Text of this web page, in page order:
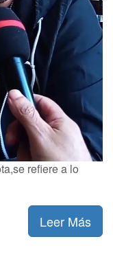
refiere a lo
Leer Más